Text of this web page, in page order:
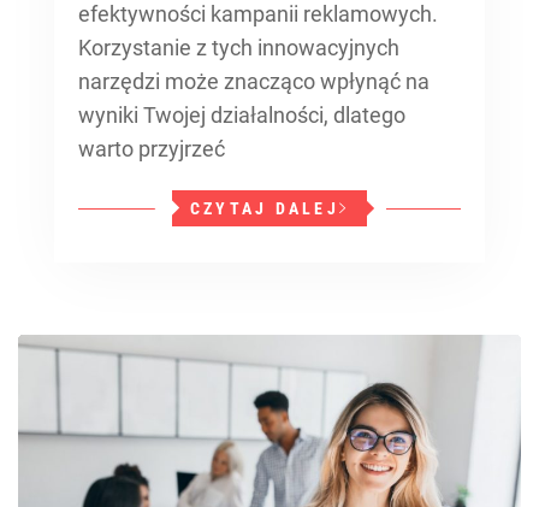
efektywności kampanii reklamowych.
Korzystanie z tych innowacyjnych
narzędzi może znacząco wpłynąć na
wyniki Twojej działalności, dlatego
warto przyjrzeć
CZYTAJ DALEJ